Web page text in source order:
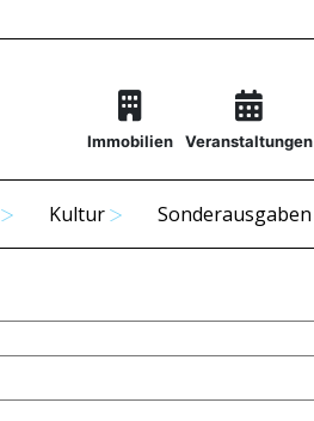
Immobilien Veranstaltungen
Kultur Sonderausgaben